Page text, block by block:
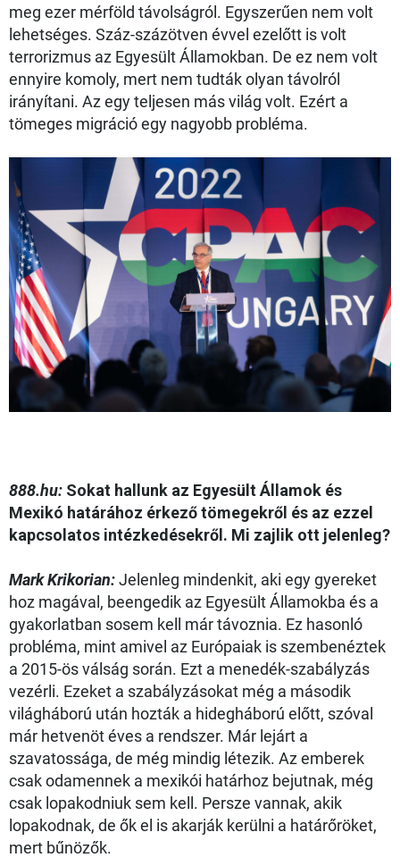
meg ezer mérföld távolságról. Egyszerűen nem volt
lehetséges. Száz-százötven évvel ezelőtt is volt
terrorizmus az Egyesült Államokban. De ez nem volt
ennyire komoly, mert nem tudták olyan távolról
irányítani. Az egy teljesen más világ volt. Ezért a
tömeges migráció egy nagyobb probléma.
888.hu: Sokat hallunk az Egyesült Államok és
Mexikó határához érkező tömegekről és az ezzel
kapcsolatos intézkedésekről. Mi zajlik ott jelenleg?
Mark Krikorian:Jelenleg mindenkit, aki egy gyereket
hoz magával, beengedik az Egyesült Államokba és a
gyakorlatban sosem kell már távoznia. Ez hasonló
probléma, mint amivel az Európaiak is szembenéztek
a 2015-ös válság során. Ezt a menedék-szabályzás
vezérli. Ezeket a szabályzásokat még a második
világháború után hozták a hidegháború előtt, szóval
már hetvenöt éves a rendszer. Már lejárt a
szavatossága, de még mindig létezik. Az emberek
csak odamennek a mexikói határhoz bejutnak, még
csak lopakodniuk sem kell. Persze vannak, akik
lopakodnak, de ők el is akarják kerülni a határőröket,
mert bűnözők.